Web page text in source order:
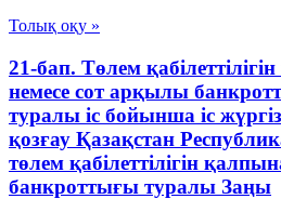
Толық оқу »
21-бап. Төлем
немесе сот арқылы
туралы іс бойынша іс
қозғау Қазақстан
төлем қабілеттілігін
банкроттығы туралы Заңы